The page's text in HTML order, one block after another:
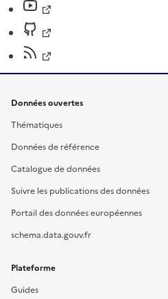
Données ouvertes
Thématiques
Données de référence
Catalogue de données
Suivre les publications des données
Portail des données européennes
schema.data.gouv.fr
Plateforme
Guides